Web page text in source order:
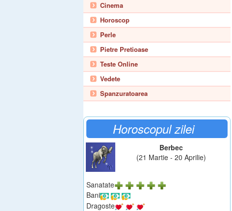
Cinema
Horoscop
Perle
Pietre Pretioase
Teste Online
Vedete
Spanzuratoarea
Horoscopul zilei
Berbec
(21 Martie - 20 Aprilie)
Sanatate
Bani
Dragoste